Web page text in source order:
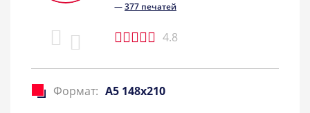
—377 печатей
4.8
Формат: A5 148x210